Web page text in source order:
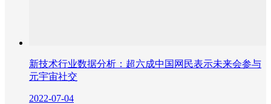
新技术行业数据分析：超六成中国网民表示未来会参与
元宇宙社交
2022-07-04